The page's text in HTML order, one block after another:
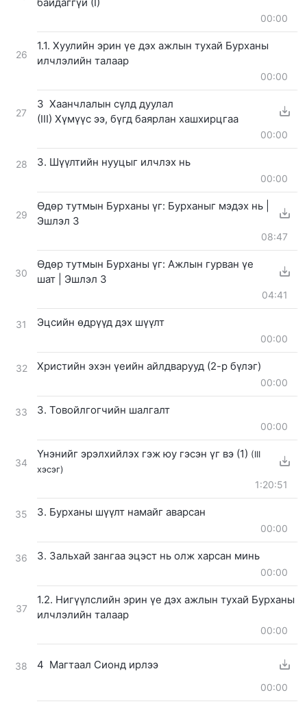
00:00
26
1.1. Хуулийн эрин үе дэх ажлын тухай Бурханы
илчлэлийн талаар
00:00
27
3 Хаанчлалын сүлд дуулал
(III) Хүмүүс ээ, бүгд баярлан хашхирцгаа
00:00
28 3. Шүүлтийн нууцыг илчлэх нь
00:00
29
Өдөр тутмын Бурханы үг: Бурханыг мэдэх нь |
Эшлэл 3
08:47
30
Өдөр тутмын Бурханы үг: Ажлын гурван үе
шат | Эшлэл 3
04:41
31 Эцсийн өдрүүд дэх шүүлт
00:00
32 Христийн эхэн үеийн айлдварууд (2-р бүлэг)
00:00
33 3. Товойлгогчийн шалгалт
00:00
34
Үнэнийг эрэлхийлэх гэж юу гэсэн үг вэ (1) (III
хэсэг)
1:20:51
35 3. Бурханы шүүлт намайг аварсан
00:00
36 3. Зальхай зангаа эцэст нь олж харсан минь
00:00
37
1.2. Нигүүлслийн эрин үе дэх ажлын тухай Бурханы
илчлэлийн талаар
00:00
38 4 Магтаал Сионд ирлээ
00:00